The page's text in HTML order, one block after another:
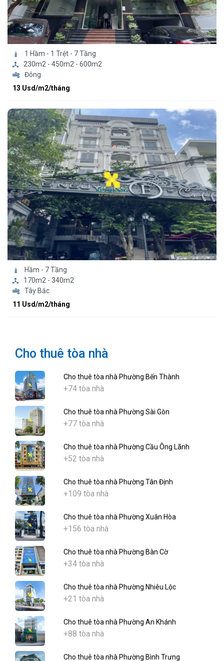
1 Hầm - 1 Trệt - 7 Tầng
230m2 - 450m2 - 600m2
Đông
13 Usd/m2/tháng
Hầm - 7 Tầng
170m2 - 340m2
Tây Bắc
11 Usd/m2/tháng
Cho thuê tòa nhà
Cho thuê tòa nhà Phường Bến Thành
+74 tòa nhà
Cho thuê tòa nhà Phường Sài Gòn
+77 tòa nhà
Cho thuê tòa nhà Phường Cầu Ông Lãnh
+52 tòa nhà
Cho thuê tòa nhà Phường Tân Định
+109 tòa nhà
Cho thuê tòa nhà Phường Xuân Hòa
+156 tòa nhà
Cho thuê tòa nhà Phường Bàn Cờ
+34 tòa nhà
Cho thuê tòa nhà Phường Nhiêu Lộc
+21 tòa nhà
Cho thuê tòa nhà Phường An Khánh
+88 tòa nhà
Cho thuê tòa nhà Phường Bình Trưng